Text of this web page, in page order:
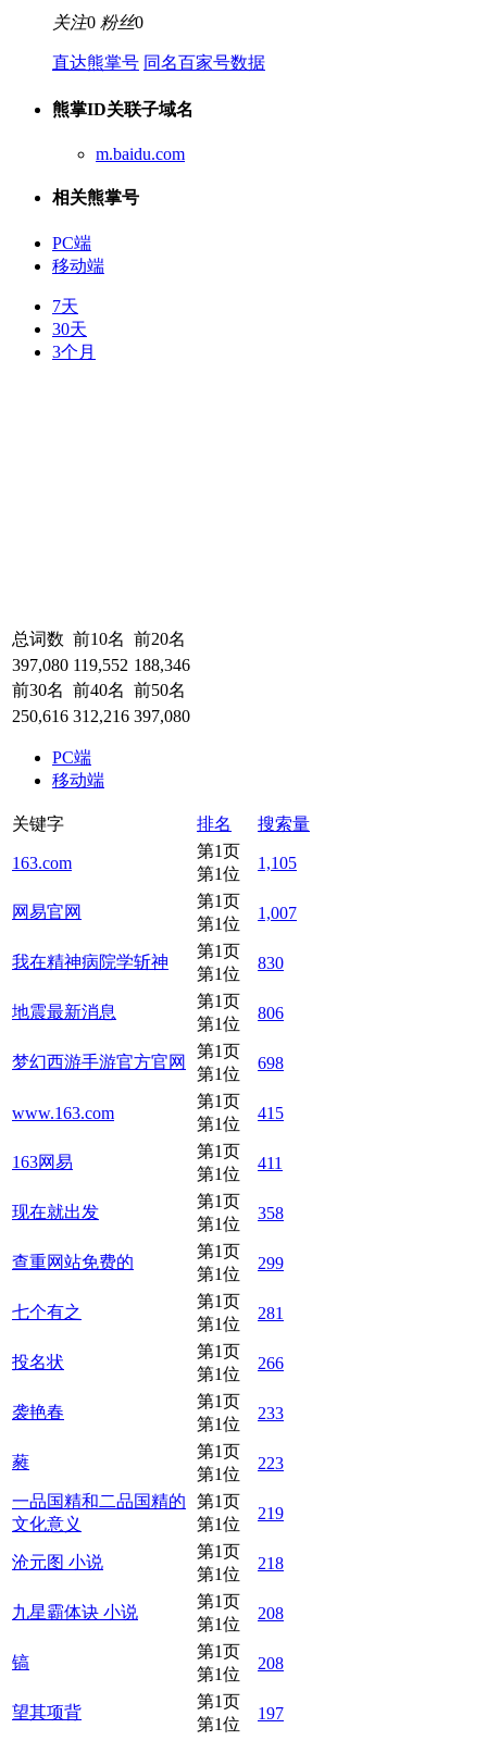
关注0 粉丝0
直达熊掌号 同名百家号数据
熊掌ID关联子域名
m.baidu.com
相关熊掌号
PC端
移动端
7天
30天
3个月
总词数 前10名 前20名
397,080 119,552 188,346
前30名 前40名 前50名
250,616 312,216 397,080
PC端
移动端
关键字 排名 搜索量
163.com
第1页
第1位
1,105
网易官网
第1页
第1位
1,007
我在精神病院学斩神
第1页
第1位
830
地震最新消息
第1页
第1位
806
梦幻西游手游官方官网
第1页
第1位
698
www.163.com
第1页
第1位
415
163网易
第1页
第1位
411
现在就出发
第1页
第1位
358
查重网站免费的
第1页
第1位
299
七个有之
第1页
第1位
281
投名状
第1页
第1位
266
袭艳春
第1页
第1位
233
蕤
第1页
第1位
223
一品国精和二品国精的
文化意义
第1页
第1位
219
沧元图 小说
第1页
第1位
218
九星霸体诀 小说
第1页
第1位
208
镐
第1页
第1位
208
望其项背
第1页
第1位
197